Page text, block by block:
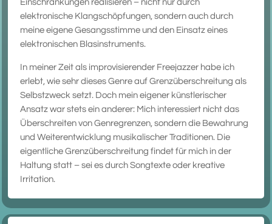
Einschränkungen realisieren – nicht nur durch
elektronische Klangschöpfungen, sondern auch durch
meine eigene Gesangsstimme und den Einsatz eines
elektronischen Blasinstruments.
In meiner Zeit als improvisierender Freejazzer habe ich
erlebt, wie sehr dieses Genre auf Grenzüberschreitung als
Selbstzweck setzt. Doch mein eigener künstlerischer
Ansatz war stets ein anderer: Mich interessiert nicht das
Überschreiten von Genregrenzen, sondern die Bewahrung
und Weiterentwicklung musikalischer Traditionen. Die
eigentliche Grenzüberschreitung findet für mich in der
Haltung statt – sei es durch Songtexte oder kreative
Irritation.